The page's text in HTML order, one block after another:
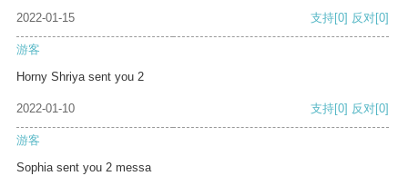
2022-01-15 支持[0] 反对[0]
游客
Horny Shriya sent you 2
2022-01-10 支持[0] 反对[0]
游客
Sophia sent you 2 messa